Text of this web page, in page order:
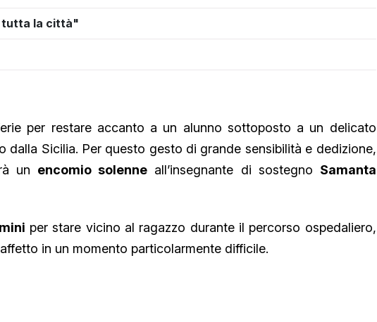
tutta la città"
per restare accanto a un alunno sottoposto a un delicato
dalla Sicilia. Per questo gesto di grande sensibilità e dedizione,
un encomio solenne all’insegnante di sostegno Samanta
per stare vicino al ragazzo durante il percorso ospedaliero,
in un momento particolarmente difficile.